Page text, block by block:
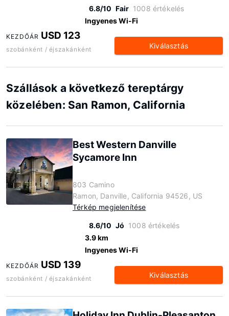
6.8/10 Fair 1008 értékelés
Ingyenes Wi-Fi
KEZDŐÁR USD 123
szobánként / éjszakánként Kiválasztás
Szállások a következő tereptárgy
közelében: San Ramon, California
Best Western Danville
Sycamore Inn
803 Camino
Ramon, Danville, California 94526, US
Térkép megjelenítése
8.6/10 Jó 1008 értékelés
3.9 km
Ingyenes Wi-Fi
KEZDŐÁR USD 139
szobánként / éjszakánként Kiválasztás